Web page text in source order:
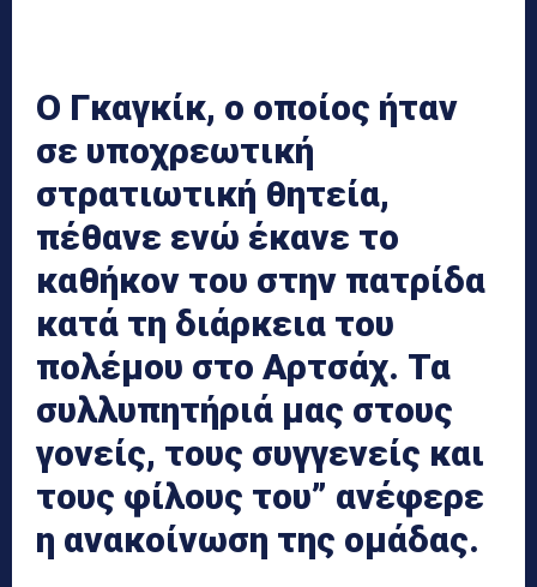
Ο Γκαγκίκ, ο οποίος ήταν
σε υποχρεωτική
στρατιωτική θητεία,
πέθανε ενώ έκανε το
καθήκον του στην πατρίδα
κατά τη διάρκεια του
πολέμου στο Αρτσάχ. Τα
συλλυπητήριά μας στους
γονείς, τους συγγενείς και
τους φίλους του” ανέφερε
η ανακοίνωση της ομάδας.